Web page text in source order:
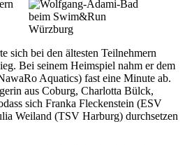
sich bei den ältesten Teilnehmern
Bei seinem Heimspiel nahm er dem
Aquatics) fast eine Minute ab.
aus Coburg, Charlotta Bülck,
sich Franka Fleckenstein (ESV
Weiland (TSV Harburg) durchsetzen